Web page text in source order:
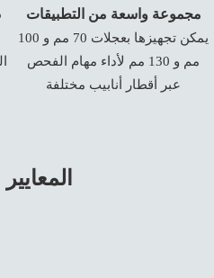
مجموعة واسعة من التطبيقات
يمكن تجهيزها بعجلات 70 مم و 100
مم و 130 مم لأداء مهام الفحص
عبر أقطار أنابيب مختلفة